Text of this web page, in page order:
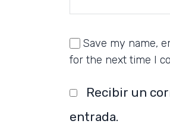
Save my name,
for the next time I
Recibir un
entrada.